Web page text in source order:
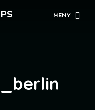
MENY